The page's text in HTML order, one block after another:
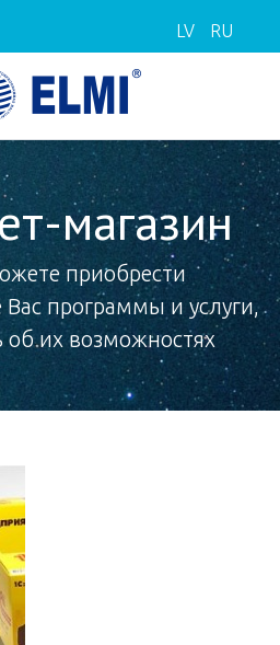
LV RU
магазин
приобрести
программы и услуги,
об их возможностях